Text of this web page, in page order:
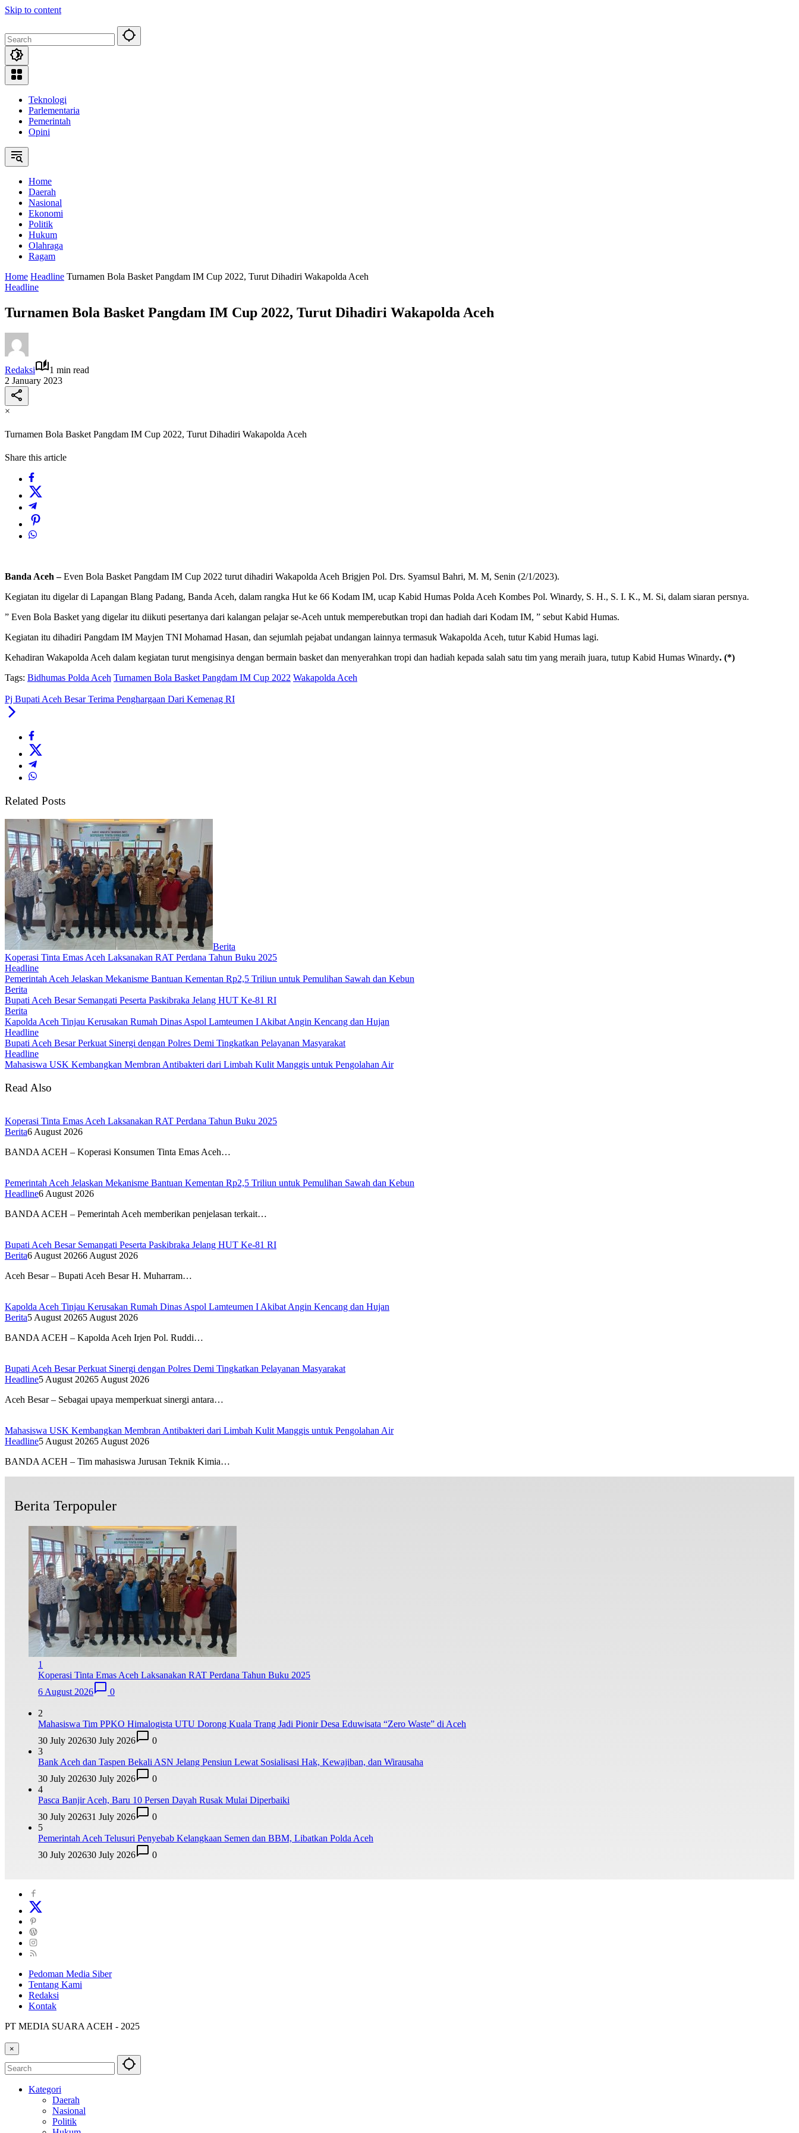
Skip to content
Teknologi
Parlementaria
Pemerintah
Opini
Home
Daerah
Nasional
Ekonomi
Politik
Hukum
Olahraga
Ragam
Home Headline Turnamen Bola Basket Pangdam IM Cup 2022, Turut Dihadiri Wakapolda Aceh
Headline
Turnamen Bola Basket Pangdam IM Cup 2022, Turut Dihadiri Wakapolda Aceh
Redaksi
1 min read
2 January 2023
×
Turnamen Bola Basket Pangdam IM Cup 2022, Turut Dihadiri Wakapolda Aceh
Share this article
Banda Aceh –Even Bola Basket Pangdam IM Cup 2022 turut dihadiri Wakapolda Aceh Brigjen Pol. Drs. Syamsul Bahri, M. M, Senin (2/1/2023).
Kegiatan itu digelar di Lapangan Blang Padang, Banda Aceh, dalam rangka Hut ke 66 Kodam IM, ucap Kabid Humas Polda Aceh Kombes Pol. Winardy, S. H., S. I. K., M. Si, dalam siaran persnya.
” Even Bola Basket yang digelar itu diikuti pesertanya dari kalangan pelajar se-Aceh untuk memperebutkan tropi dan hadiah dari Kodam IM, ” sebut Kabid Humas.
Kegiatan itu dihadiri Pangdam IM Mayjen TNI Mohamad Hasan, dan sejumlah pejabat undangan lainnya termasuk Wakapolda Aceh, tutur Kabid Humas lagi.
Kehadiran Wakapolda Aceh dalam kegiatan turut mengisinya dengan bermain basket dan menyerahkan tropi dan hadiah kepada salah satu tim yang meraih juara, tutup Kabid Humas Winardy. (*)
Tags: Bidhumas Polda Aceh Turnamen Bola Basket Pangdam IM Cup 2022 Wakapolda Aceh
Pj Bupati Aceh Besar Terima Penghargaan Dari Kemenag RI
Related Posts
Berita
Koperasi Tinta Emas Aceh Laksanakan RAT Perdana Tahun Buku 2025
Headline
Pemerintah Aceh Jelaskan Mekanisme Bantuan Kementan Rp2,5 Triliun untuk Pemulihan Sawah dan Kebun
Berita
Bupati Aceh Besar Semangati Peserta Paskibraka Jelang HUT Ke-81 RI
Berita
Kapolda Aceh Tinjau Kerusakan Rumah Dinas Aspol Lamteumen I Akibat Angin Kencang dan Hujan
Headline
Bupati Aceh Besar Perkuat Sinergi dengan Polres Demi Tingkatkan Pelayanan Masyarakat
Headline
Mahasiswa USK Kembangkan Membran Antibakteri dari Limbah Kulit Manggis untuk Pengolahan Air
Read Also
Koperasi Tinta Emas Aceh Laksanakan RAT Perdana Tahun Buku 2025
Berita6 August 2026
BANDA ACEH – Koperasi Konsumen Tinta Emas Aceh…
Pemerintah Aceh Jelaskan Mekanisme Bantuan Kementan Rp2,5 Triliun untuk Pemulihan Sawah dan Kebun
Headline6 August 2026
BANDA ACEH – Pemerintah Aceh memberikan penjelasan terkait…
Bupati Aceh Besar Semangati Peserta Paskibraka Jelang HUT Ke-81 RI
Berita6 August 20266 August 2026
Aceh Besar – Bupati Aceh Besar H. Muharram…
Kapolda Aceh Tinjau Kerusakan Rumah Dinas Aspol Lamteumen I Akibat Angin Kencang dan Hujan
Berita5 August 20265 August 2026
BANDA ACEH – Kapolda Aceh Irjen Pol. Ruddi…
Bupati Aceh Besar Perkuat Sinergi dengan Polres Demi Tingkatkan Pelayanan Masyarakat
Headline5 August 20265 August 2026
Aceh Besar – Sebagai upaya memperkuat sinergi antara…
Mahasiswa USK Kembangkan Membran Antibakteri dari Limbah Kulit Manggis untuk Pengolahan Air
Headline5 August 20265 August 2026
BANDA ACEH – Tim mahasiswa Jurusan Teknik Kimia…
Berita Terpopuler
1
Koperasi Tinta Emas Aceh Laksanakan RAT Perdana Tahun Buku 2025
6 August 2026
0
2
Mahasiswa Tim PPKO Himalogista UTU Dorong Kuala Trang Jadi Pionir Desa Eduwisata “Zero Waste” di Aceh
30 July 202630 July 2026
0
3
Bank Aceh dan Taspen Bekali ASN Jelang Pensiun Lewat Sosialisasi Hak, Kewajiban, dan Wirausaha
30 July 202630 July 2026
0
4
Pasca Banjir Aceh, Baru 10 Persen Dayah Rusak Mulai Diperbaiki
30 July 202631 July 2026
0
5
Pemerintah Aceh Telusuri Penyebab Kelangkaan Semen dan BBM, Libatkan Polda Aceh
30 July 202630 July 2026 0
Pedoman Media Siber
Tentang Kami
Redaksi
Kontak
PT MEDIA SUARA ACEH - 2025
×
Kategori
Daerah
Nasional
Politik